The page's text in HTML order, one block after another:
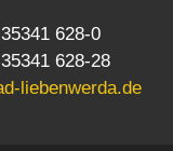
628-0
628-28
liebenwerda.de